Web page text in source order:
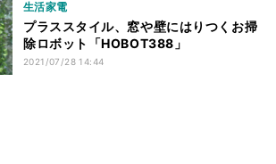
生活家電
プラススタイル、窓や壁にはりつくお掃
除ロボット「HOBOT388」
2021/07/28 14:44